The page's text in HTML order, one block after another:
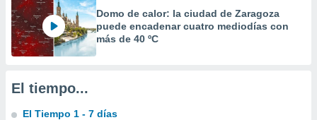
contenido
medir el
de la
el
de
a través
Domo de calor: la ciudad de Zaragoza
puede encadenar cuatro mediodías con
más de 40 ºC
El tiempo...
El Tiempo 1 - 7 días